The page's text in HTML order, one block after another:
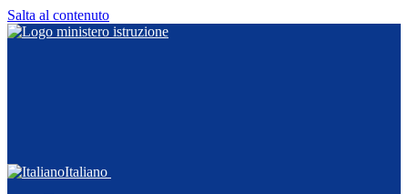
Salta al contenuto
Italiano